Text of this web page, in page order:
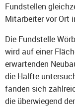
Fundstellen
Mitarbeiter vor Ort
Die Fundstelle
wird auf einer
erwartenden
die Hälfte
fanden sich
die überwiegend